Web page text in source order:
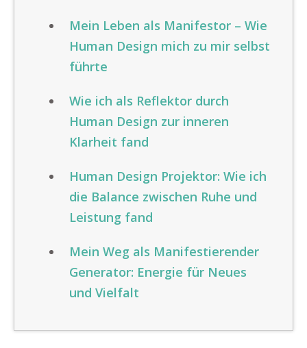
Mein Leben als Manifestor – Wie
Human Design mich zu mir selbst
führte
Wie ich als Reflektor durch
Human Design zur inneren
Klarheit fand
Human Design Projektor: Wie ich
die Balance zwischen Ruhe und
Leistung fand
Mein Weg als Manifestierender
Generator: Energie für Neues
und Vielfalt